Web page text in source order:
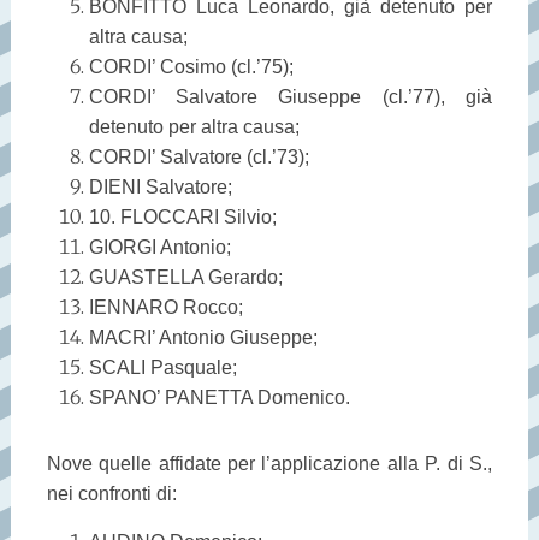
BONFITTO Luca Leonardo, già detenuto per
altra causa;
CORDI’ Cosimo (cl.’75);
CORDI’ Salvatore Giuseppe (cl.’77), già
detenuto per altra causa;
CORDI’ Salvatore (cl.’73);
DIENI Salvatore;
10. FLOCCARI Silvio;
GIORGI Antonio;
GUASTELLA Gerardo;
IENNARO Rocco;
MACRI’ Antonio Giuseppe;
SCALI Pasquale;
SPANO’ PANETTA Domenico.
Nove quelle affidate per l’applicazione alla P. di S.,
nei confronti di: